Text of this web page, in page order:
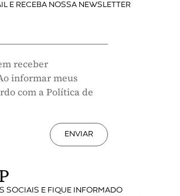
E RECEBA NOSSA NEWSLETTER
receber
informar meus
com a Política de
ENVIAR
SOCIAIS E FIQUE INFORMADO